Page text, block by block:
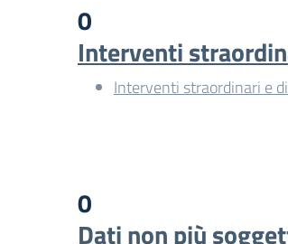
0
Interventi
Interventi straordinari e
0
Dati non più